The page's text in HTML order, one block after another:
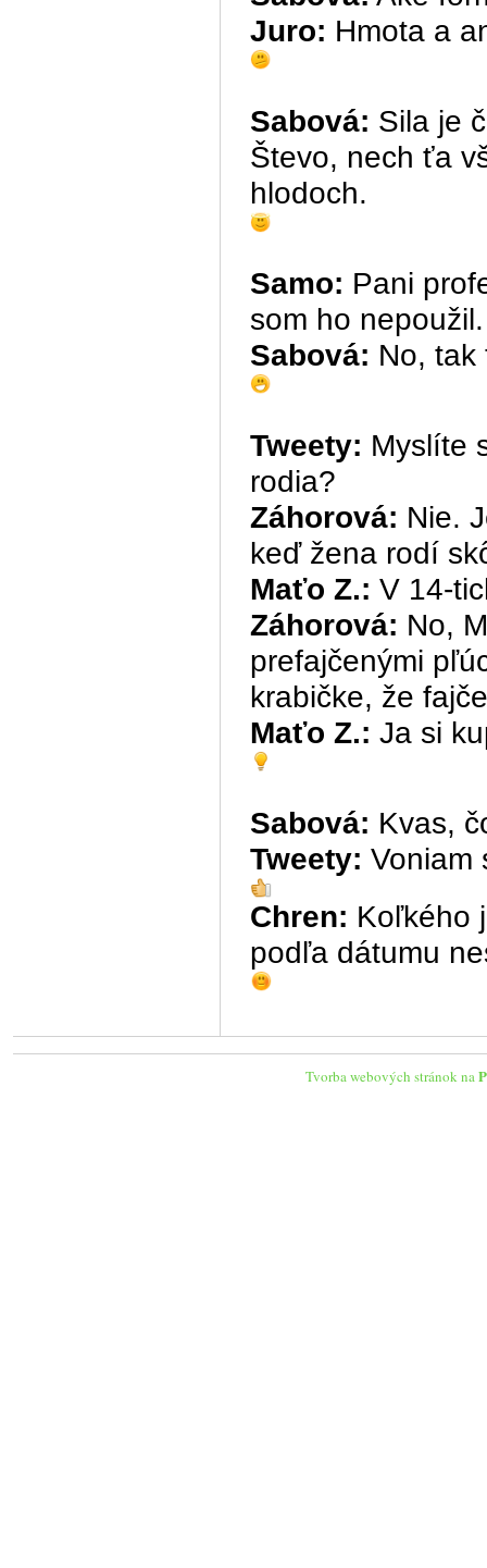
Juro: Hmota a
Sabová: Sila je
Števo, nech ťa
hlodoch.
Samo: Pani
som ho nepoužil.
Sabová: No, tak
Tweety: Myslíte
rodia?
Záhorová: Nie.
keď žena rodí
Maťo Z.: V 14-
Záhorová: No,
prefajčenými
krabičke, že
Maťo Z.: Ja si
Sabová: Kvas,
Tweety: Voniam
Chren: Koľkého
podľa dátumu
Tvorba webových stránok na